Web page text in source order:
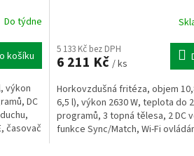
Do týdne
košíku
výkon
DC
časovač
5 133 Kč bez DPH
6 211 Kč / ks
Horkovzdušná fritéza, objem
6,5 l), výkon 2630 W, teplota do
programů, 3 topná tělesa, 2 DC
funkce Sync/Match, Wi-Fi